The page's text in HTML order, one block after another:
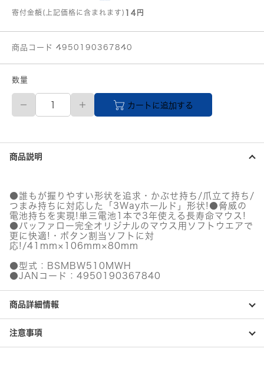
寄付金額(上記価格に含まれます) 14円
商品コード 4950190367840
数量
【直
品】
線
BlueLED
5
ン
NEOFIT
マ
ウ
ス
M
イ
ズ
ホ
ワ
イ
ト
個
カートに追加する
商品説明
●誰もが握りやすい形状を追求・かぶせ持ち/爪立て持ち/
つまみ持ちに対応した「3Wayホールド」形状!●脅威の
電池持ちを実現!単三電池1本で3年使える長寿命マウス!
●バッファロー完全オリジナルのマウス用ソフトウエアで
更に快適!・ボタン割当ソフトに対
応!/41mm×106mm×80mm
●型式：BSMBW510MWH
●JANコード：4950190367840
商品詳細情報
注意事項